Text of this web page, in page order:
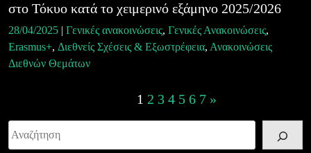
στο Τόκυο κατά το χειμερινό εξάμηνο 2025/2026
28/04/2025 | Γενικές ανακοινώσεις, Γενικές Ανακοινώσεις,
Erasmus+, Διεθνείς Σχέσεις & Εξωστρέφεια, Ανακοινώσεις
Διεθνών Θεμάτων
navigation
1 2 3 4 5 6 7 »
Αναζήτηση